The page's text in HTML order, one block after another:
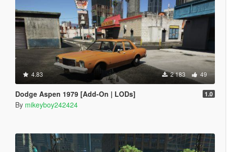
4.83 2 183 49
Dodge Aspen 1979 [Add-On | LODs] 1.0
By mikeyboy242424